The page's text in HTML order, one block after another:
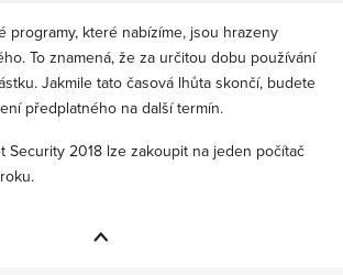
programy, které nabízíme, jsou hrazeny
To znamená, že za určitou dobu používání
Jakmile tato časová lhůta skončí, budete
předplatného na další termín.
Security 2018 lze zakoupit na jeden počítač